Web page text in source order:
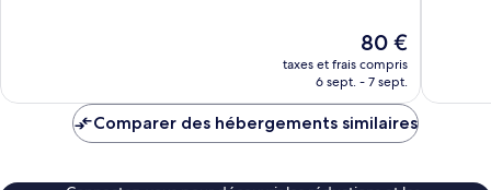
Le
nouveau
prix
de
80 €
taxes et frais compris
6 sept. - 7 sept.
Comparer des hébergements similaires